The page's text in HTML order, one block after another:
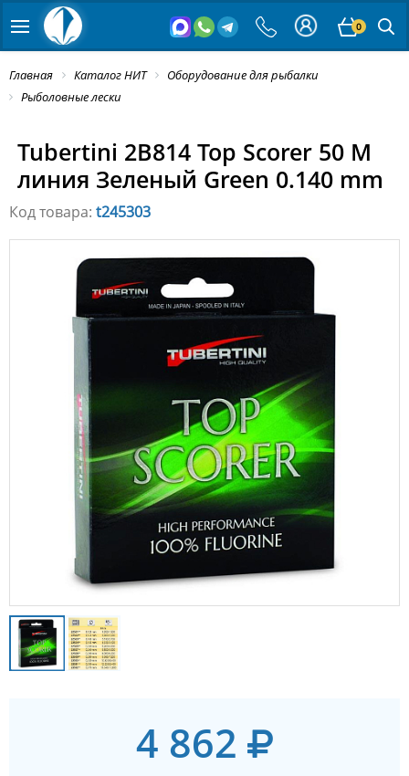
0
Главная Каталог НИТ
Оборудование для рыбалки
Рыболовные лески
Tubertini 2B814 Top Scorer 50 M
линия Зеленый Green 0.140 mm
Код товара: t245303
4 862